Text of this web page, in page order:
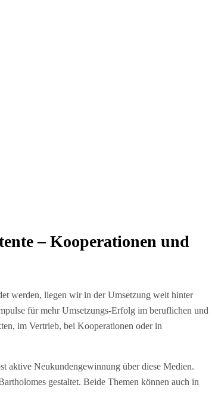
– Kooperationen und
werden, liegen wir in der Umsetzung weit hinter
für mehr Umsetzungs-Erfolg im beruflichen und
im Vertrieb, bei Kooperationen oder in
aktive Neukundengewinnung über diese Medien.
gestaltet. Beide Themen können auch in